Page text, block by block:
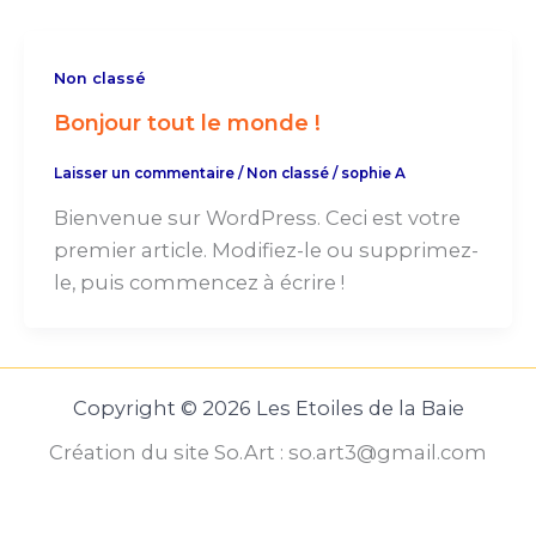
Non classé
Bonjour tout le monde !
Laisser un commentaire / Non classé/ sophie A
Bienvenue sur WordPress. Ceci est votre
premier article. Modifiez-le ou supprimez-
le, puis commencez à écrire !
Copyright © 2026 Les Etoiles de la Baie
Création du site So.Art : so.art3@gmail.com